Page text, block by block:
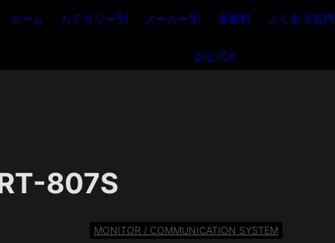
ホーム カテゴリー別 メーカー別 運搬料 よくある質問
公式X
807S
MONITOR / COMMUNICATION SYSTEM